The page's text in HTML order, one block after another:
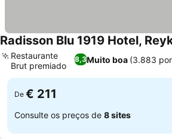
Radisson Blu 1919 Hotel,
8,3Muito boa (3.883
Restaurante
Brut premiado
De € 211
Consulte os preços de 8 sites